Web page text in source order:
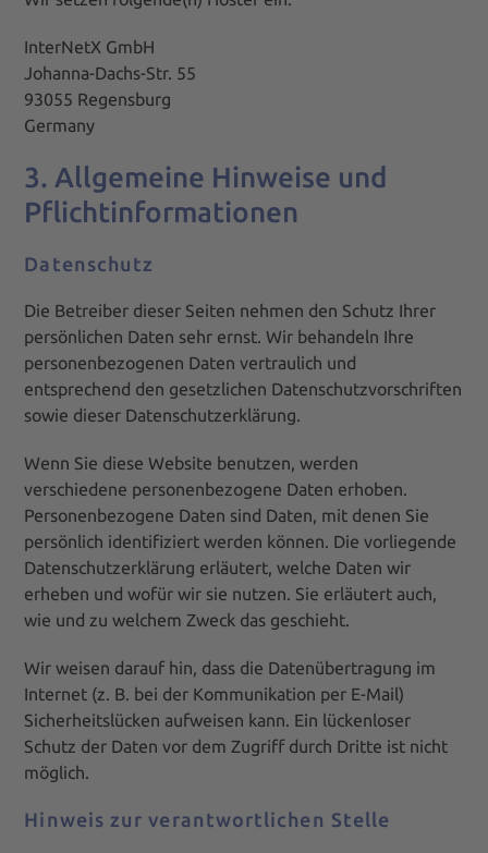
InterNetX GmbH
Johanna-Dachs-Str. 55
93055 Regensburg
Germany
3. Allgemeine Hinweise und
Pflicht­informationen
Datenschutz
Die Betreiber dieser Seiten nehmen den Schutz Ihrer
persönlichen Daten sehr ernst. Wir behandeln Ihre
personenbezogenen Daten vertraulich und
entsprechend den gesetzlichen Datenschutzvorschriften
sowie dieser Datenschutzerklärung.
Wenn Sie diese Website benutzen, werden
verschiedene personenbezogene Daten erhoben.
Personenbezogene Daten sind Daten, mit denen Sie
persönlich identifiziert werden können. Die vorliegende
Datenschutzerklärung erläutert, welche Daten wir
erheben und wofür wir sie nutzen. Sie erläutert auch,
wie und zu welchem Zweck das geschieht.
Wir weisen darauf hin, dass die Datenübertragung im
Internet (z. B. bei der Kommunikation per E-Mail)
Sicherheitslücken aufweisen kann. Ein lückenloser
Schutz der Daten vor dem Zugriff durch Dritte ist nicht
möglich.
Hinweis zur verantwortlichen Stelle